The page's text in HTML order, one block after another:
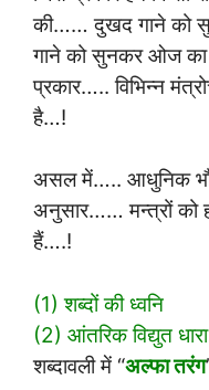
की…… दुखद गाने को
गाने को सुनकर ओज
प्रकार….. विभिन्न
है…!
असल में….. आधुनिक
अनुसार…… मन्त्रों को
हैं….!
(1) शब्दों की ध्वनि
(2) आंतरिक विद्युत धारा
शब्दावली में “अल्फा तरंग